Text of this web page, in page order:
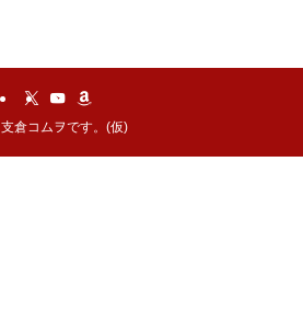
支倉コムヲです。(仮)